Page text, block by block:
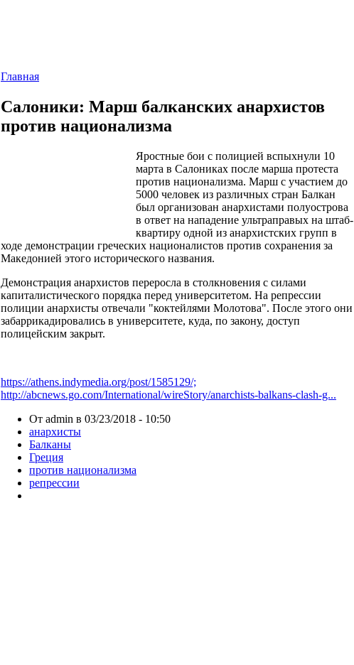
Главная
Салоники: Марш балканских анархистов
против национализма
Яростные бои с полицией вспыхнули 10
марта в Салониках после марша протеста
против национализма. Марш с участием до
5000 человек из различных стран Балкан
был организован анархистами полуострова
в ответ на нападение ультраправых на штаб-
квартиру одной из анархистских групп в
ходе демонстрации греческих националистов против сохранения за
Македонией этого исторического названия.
Демонстрация анархистов переросла в столкновения с силами
капиталистического порядка перед университетом. На репрессии
полиции анархисты отвечали "коктейлями Молотова". После этого они
забаррикадировались в университете, куда, по закону, доступ
полицейским закрыт.
https://athens.indymedia.org/post/1585129/;
http://abcnews.go.com/International/wireStory/anarchists-balkans-clash-g...
От admin в 03/23/2018 - 10:50
анархисты
Балканы
Греция
против национализма
репрессии